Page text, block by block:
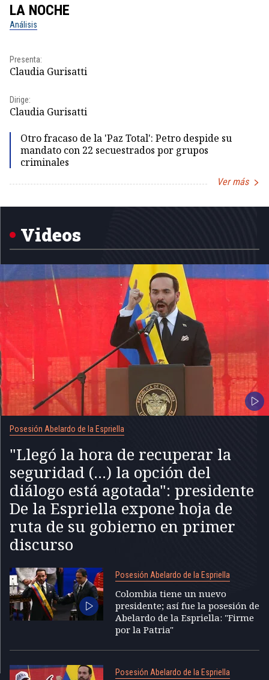
LA NOCHE
Análisis
Presenta:
Claudia Gurisatti
Dirige:
Claudia Gurisatti
Otro fracaso de la 'Paz Total': Petro despide su
mandato con 22 secuestrados por grupos
criminales
Ver más
Videos
Posesión Abelardo de la Espriella
"Llegó la hora de recuperar la
seguridad (...) la opción del
diálogo está agotada": presidente
De la Espriella expone hoja de
ruta de su gobierno en primer
discurso
Posesión Abelardo de la Espriella
Colombia tiene un nuevo
presidente; así fue la posesión de
Abelardo de la Espriella: "Firme
por la Patria"
Posesión Abelardo de la Espriella